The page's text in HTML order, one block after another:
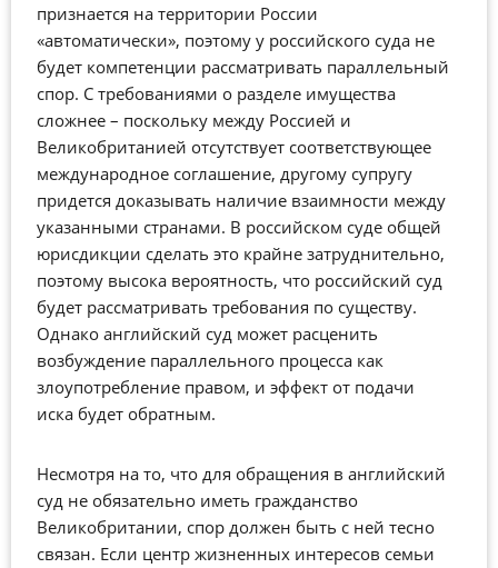
признается на территории России
«автоматически», поэтому у российского суда не
будет компетенции рассматривать параллельный
спор. С требованиями о разделе имущества
сложнее – поскольку между Россией и
Великобританией отсутствует соответствующее
международное соглашение, другому супругу
придется доказывать наличие взаимности между
указанными странами. В российском суде общей
юрисдикции сделать это крайне затруднительно,
поэтому высока вероятность, что российский суд
будет рассматривать требования по существу.
Однако английский суд может расценить
возбуждение параллельного процесса как
злоупотребление правом, и эффект от подачи
иска будет обратным.
Несмотря на то, что для обращения в английский
суд не обязательно иметь гражданство
Великобритании, спор должен быть с ней тесно
связан. Если центр жизненных интересов семьи